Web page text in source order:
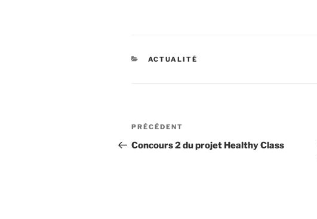
CATÉGORIES
ACTUALITÉ
Navigation
de
Article
précédent
PRÉCÉDENT
Concours 2 du projet Healthy Class